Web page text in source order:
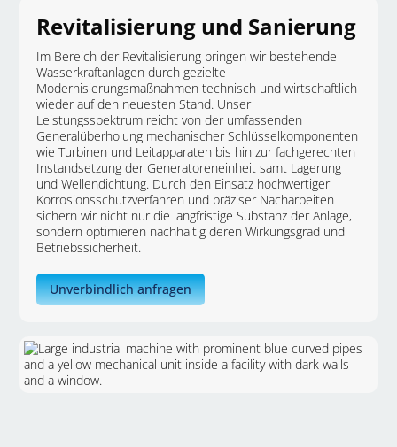
Revitalisierung und Sanierung
Im Bereich der Revitalisierung bringen wir bestehende
Wasserkraftanlagen durch gezielte
Modernisierungsmaßnahmen technisch und wirtschaftlich
wieder auf den neuesten Stand. Unser
Leistungsspektrum reicht von der umfassenden
Generalüberholung mechanischer Schlüsselkomponenten
wie Turbinen und Leitapparaten bis hin zur fachgerechten
Instandsetzung der Generatoreneinheit samt Lagerung
und Wellendichtung. Durch den Einsatz hochwertiger
Korrosionsschutzverfahren und präziser Nacharbeiten
sichern wir nicht nur die langfristige Substanz der Anlage,
sondern optimieren nachhaltig deren Wirkungsgrad und
Betriebssicherheit.
Unverbindlich anfragen